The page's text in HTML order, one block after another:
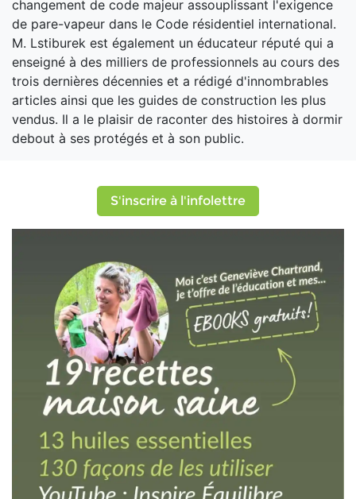
changement de code majeur assouplissant l'exigence
de pare-vapeur dans le Code résidentiel international.
M. Lstiburek est également un éducateur réputé qui a
enseigné à des milliers de professionnels au cours des
trois dernières décennies et a rédigé d'innombrables
articles ainsi que les guides de construction les plus
vendus. Il a le plaisir de raconter des histoires à dormir
debout à ses protégés et à son public.
S'inscrire à l'infolettre